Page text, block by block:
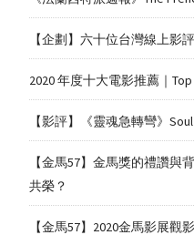
【企劃】六十位台灣線上影
2020 年度十大電影推薦｜Top
【影評】《靈魂急轉彎》
【金馬57】金馬獎的禮讚與
共榮？
【金馬57】2020金馬影展觀